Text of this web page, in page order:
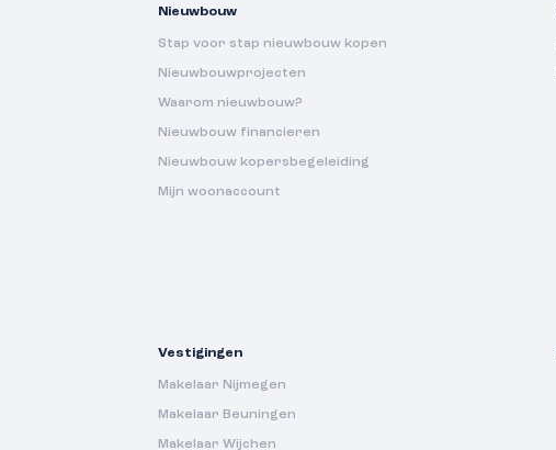
Nieuwbouw
Stap voor stap nieuwbouw kopen
Nieuwbouwprojecten
Waarom nieuwbouw?
Nieuwbouw financieren
Nieuwbouw kopersbegeleiding
Mijn woonaccount
Vestigingen
Makelaar Nijmegen
Makelaar Beuningen
Makelaar Wijchen